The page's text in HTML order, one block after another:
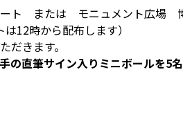
ート または モニュメント広場
12時から配布します）
だきます。
直筆サイン入りミニボールを5